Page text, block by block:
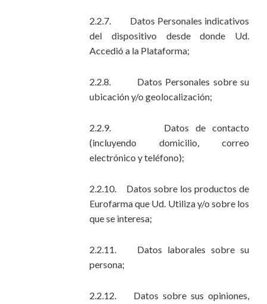
2.2.7. Datos Personales indicativos
del dispositivo desde donde Ud.
Accedió a la Plataforma;
2.2.8. Datos Personales sobre su
ubicación y/o geolocalización;
2.2.9. Datos de contacto
(incluyendo domicilio, correo
electrónico y teléfono);
2.2.10. Datos sobre los productos de
Eurofarma que Ud. Utiliza y/o sobre los
que se interesa;
2.2.11. Datos laborales sobre su
persona;
2.2.12. Datos sobre sus opiniones,